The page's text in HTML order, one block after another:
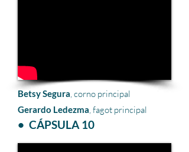
Betsy Segura, corno principal
Gerardo Ledezma, fagot principal
• CÁPSULA 10